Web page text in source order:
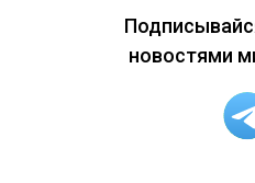
новостями